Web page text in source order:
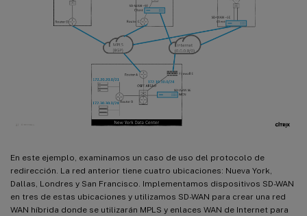
En este ejemplo, examinamos un caso de uso del protocolo de
redirección. La red anterior tiene cuatro ubicaciones: Nueva York,
Dallas, Londres y San Francisco. Implementamos dispositivos SD-WAN
en tres de estas ubicaciones y utilizamos SD-WAN para crear una red
WAN híbrida donde se utilizarán MPLS y enlaces WAN de Internet para